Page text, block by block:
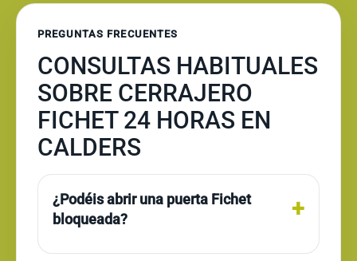
PREGUNTAS FRECUENTES
CONSULTAS HABITUALES
SOBRE CERRAJERO
FICHET 24 HORAS EN
CALDERS
¿Podéis abrir una puerta Fichet
bloqueada?